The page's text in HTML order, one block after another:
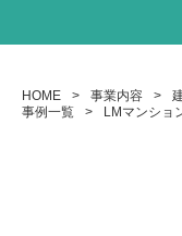
HOME 事業内容
事例一覧
LMマンショ